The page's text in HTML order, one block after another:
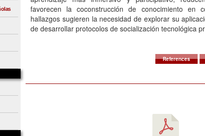
favorecen la coconstrucción de conocimiento en
hallazgos sugieren la necesidad de explorar su
de desarrollar protocolos de socialización tecnológica
References